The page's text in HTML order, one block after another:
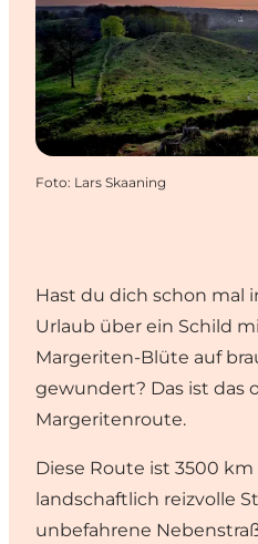
Foto: Lars Skaaning
Hast du dich schon mal
Urlaub über ein Schild
Margeriten-Blüte auf
gewundert? Das ist das
Margeritenroute.
Diese Route ist 3500
landschaftlich reizvolle
unbefahrene